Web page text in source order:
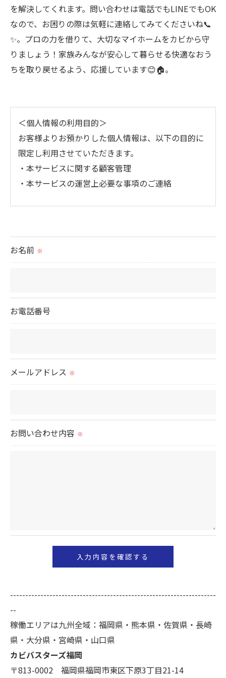
を解決してくれます。問い合わせは電話でもLINEでもOK
なので、お困りの際は気軽に連絡してみてくださいね📞
✨。プロの力を借りて、大切なマイホームをカビから守
りましょう！家族みんなが安心して暮らせる快適なおう
ちを取り戻せるよう、応援しています😊🏠。
＜個人情報の利用目的＞
お客様よりお預かりした個人情報は、以下の目的に
限定し利用させていただきます。
・本サービスに関する顧客管理
・本サービスの運営上必要な事項のご連絡
られた場合を除き、
当社では、利用目的の達成に必要な範囲において、
当社では、お客様の個人情報の開示･訂正･削除・利
個人情報の開示･訂正･削除・利用停止の具体的手続
きにつきましては、お電話でお問合せ下さい。
お名前 ※
お電話番号
メールアドレス ※
お問い合わせ内容 ※
--------------------------------------------------------------------
--
稼働エリアは九州全域：福岡県・熊本県・佐賀県・長崎
県・大分県・宮崎県・山口県
カビバスターズ福岡
〒813-0002 福岡県福岡市東区下原3丁目21-14